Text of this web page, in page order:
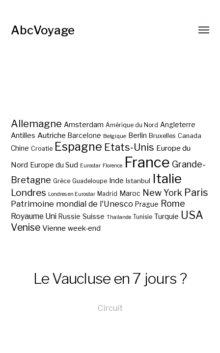
AbcVoyage
Allemagne Amsterdam Amérique du Nord Angleterre
Antilles Autriche Barcelone Belgique Berlin Bruxelles Canada
Chine Croatie Espagne Etats-Unis Europe du
Nord Europe du Sud Eurostar Florence France Grande-
Bretagne Grèce Guadeloupe Inde Istanbul Italie
Londres Londres en Eurostar Madrid Maroc New York Paris
Patrimoine mondial de l'Unesco Prague Rome
Royaume Uni Russie Suisse Thaïlande Tunisie Turquie USA
Venise Vienne week-end
Le Vaucluse en 7 jours ?
Circuit